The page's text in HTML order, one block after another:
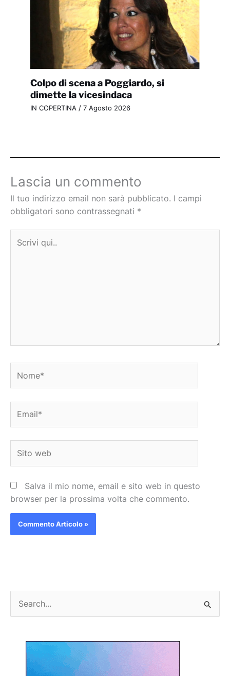
Colpo di scena a Poggiardo, si
dimette la vicesindaca
IN COPERTINA/ 7 Agosto 2026
Lascia un commento
Il tuo indirizzo email non sarà pubblicato. I campi
obbligatori sono contrassegnati *
qui..
web
Salva il mio nome, email e sito web in questo
browser per la prossima volta che commento.